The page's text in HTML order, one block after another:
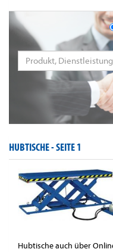
HUBTISCHE -SEITE 1
Hubtische auch über